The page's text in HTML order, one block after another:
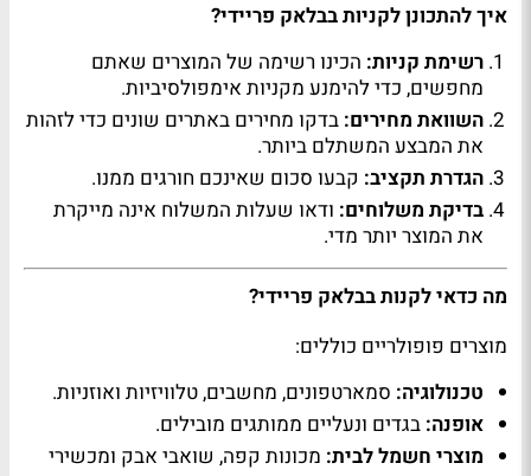
איך להתכונן לקניות בבלאק פריידי?
רשימת קניות: הכינו רשימה של המוצרים שאתם
מחפשים, כדי להימנע מקניות אימפולסיביות.
השוואת מחירים: בדקו מחירים באתרים שונים כדי לזהות
את המבצע המשתלם ביותר.
הגדרת תקציב: קבעו סכום שאינכם חורגים ממנו.
בדיקת משלוחים: ודאו שעלות המשלוח אינה מייקרת
את המוצר יותר מדי.
מה כדאי לקנות בבלאק פריידי?
מוצרים פופולריים כוללים:
טכנולוגיה: סמארטפונים, מחשבים, טלוויזיות ואוזניות.
אופנה: בגדים ונעליים ממותגים מובילים.
מוצרי חשמל לבית: מכונות קפה, שואבי אבק ומכשירי